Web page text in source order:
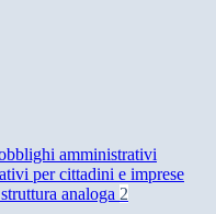
amministrativi
per cittadini e imprese
analoga 2